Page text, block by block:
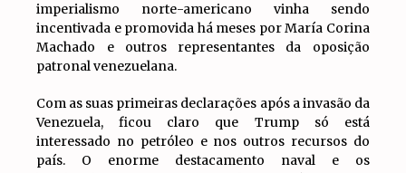
imperialismo norte-americano vinha sendo
incentivada e promovida há meses por María Corina
Machado e outros representantes da oposição
patronal venezuelana.
Com as suas primeiras declarações após a invasão da
Venezuela, ficou claro que Trump só está
interessado no petróleo e nos outros recursos do
país. O enorme destacamento naval e os